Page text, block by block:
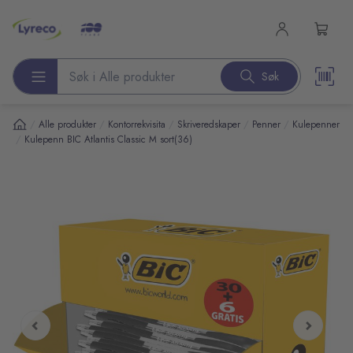
Søk etter produkter Søk
Alle produkter Kontorrekvisita Skriveredskaper Penner Kulepenner
Kulepenn BIC Atlantis Classic M sort(36)